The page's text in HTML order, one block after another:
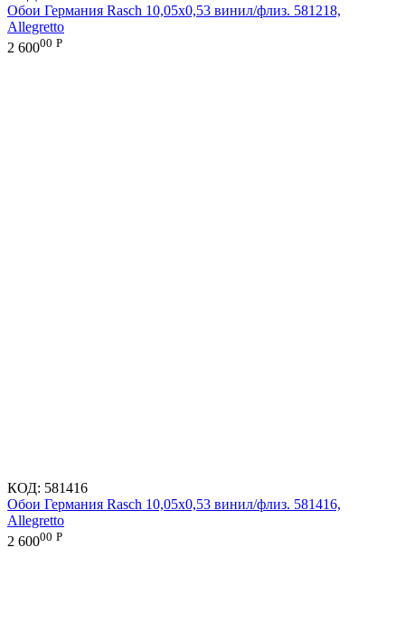
Обои Германия Rasch 10,05x0,53 винил/флиз. 581218,
Allegretto
2 60000 Р
КОД: 581416
Обои Германия Rasch 10,05x0,53 винил/флиз. 581416,
Allegretto
2 60000 Р